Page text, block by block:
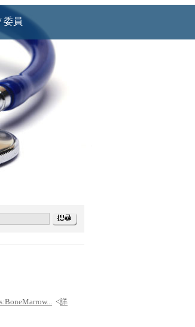
委員
<詳